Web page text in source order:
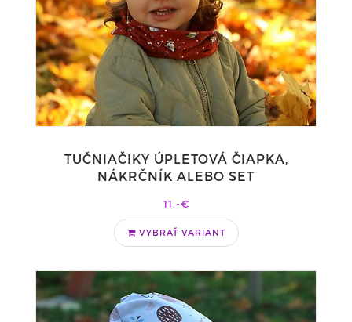
TUČNIAČIKY ÚPLETOVÁ ČIAPKA,
NÁKRČNÍK ALEBO SET
11,-€
VYBRAŤ VARIANT